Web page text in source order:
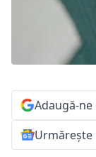
Adaugă-
Urmărește